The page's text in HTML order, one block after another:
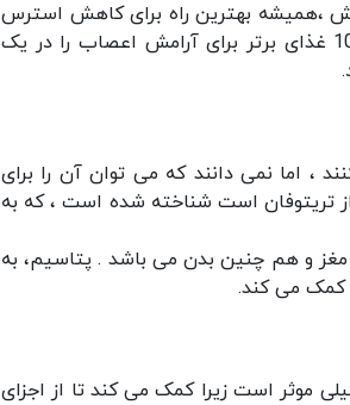
،همیشه بهترین راه برای کاهش استرس
و تقویت اندورفین ها است ، نویسنده کتاب "زندگیت را دوباره هماهنگ کن" 10 غذای برتر برای آرامش اعصاب را در یک
، اما نمی دانند که می توان آن را برای
تریتوفان است شناخته شده است ، که به
مغز و هم چنین بدن می باشد . پتاسیم، به
کمک می کند.
موثر است زیرا کمک می کند تا از اجزای